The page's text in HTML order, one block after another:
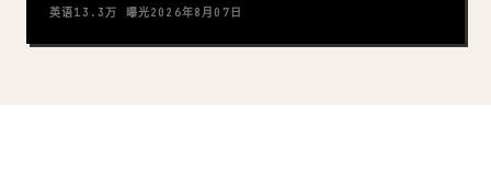
英语13.3万 曝光2026年8月07日